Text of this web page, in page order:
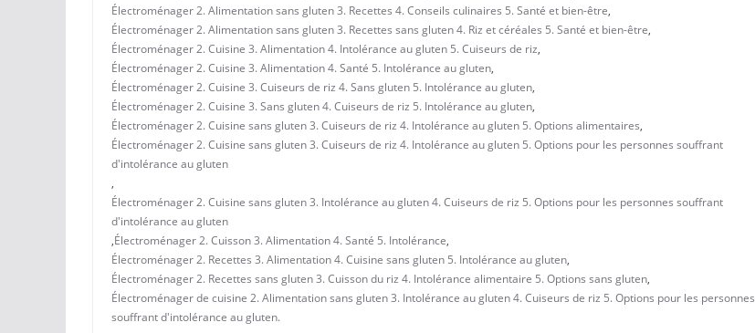
Électroménager 2. Alimentation sans gluten 3. Recettes 4. Conseils culinaires 5. Santé et bien-être,
Électroménager 2. Alimentation sans gluten 3. Recettes sans gluten 4. Riz et céréales 5. Santé et bien-être,
Électroménager 2. Cuisine 3. Alimentation 4. Intolérance au gluten 5. Cuiseurs de riz,
Électroménager 2. Cuisine 3. Alimentation 4. Santé 5. Intolérance au gluten,
Électroménager 2. Cuisine 3. Cuiseurs de riz 4. Sans gluten 5. Intolérance au gluten,
Électroménager 2. Cuisine 3. Sans gluten 4. Cuiseurs de riz 5. Intolérance au gluten,
Électroménager 2. Cuisine sans gluten 3. Cuiseurs de riz 4. Intolérance au gluten 5. Options alimentaires,
Électroménager 2. Cuisine sans gluten 3. Cuiseurs de riz 4. Intolérance au gluten 5. Options pour les personnes souffrant
d'intolérance au gluten
,
Électroménager 2. Cuisine sans gluten 3. Intolérance au gluten 4. Cuiseurs de riz 5. Options pour les personnes souffrant
d'intolérance au gluten
,Électroménager 2. Cuisson 3. Alimentation 4. Santé 5. Intolérance,
Électroménager 2. Recettes 3. Alimentation 4. Cuisine sans gluten 5. Intolérance au gluten,
Électroménager 2. Recettes sans gluten 3. Cuisson du riz 4. Intolérance alimentaire 5. Options sans gluten,
Électroménager de cuisine 2. Alimentation sans gluten 3. Intolérance au gluten 4. Cuiseurs de riz 5. Options pour les personnes
souffrant d'intolérance au gluten.